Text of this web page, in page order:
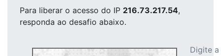
Para liberar o acesso do IP 216.73.217.54,
responda ao desafio abaixo.
Digite